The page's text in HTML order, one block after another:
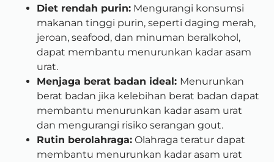
Diet rendah purin: Mengurangi konsumsi
makanan tinggi purin, seperti daging merah,
jeroan, seafood, dan minuman beralkohol,
dapat membantu menurunkan kadar asam
urat.
Menjaga berat badan ideal: Menurunkan
berat badan jika kelebihan berat badan dapat
membantu menurunkan kadar asam urat
dan mengurangi risiko serangan gout.
Rutin berolahraga: Olahraga teratur dapat
membantu menurunkan kadar asam urat